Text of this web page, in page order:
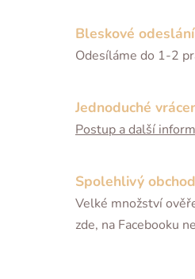
Bleskové odeslání
Odesíláme do 1-2
Jednoduché
Postup a další
Spolehlivý
Velké množství
zde, na Facebooku